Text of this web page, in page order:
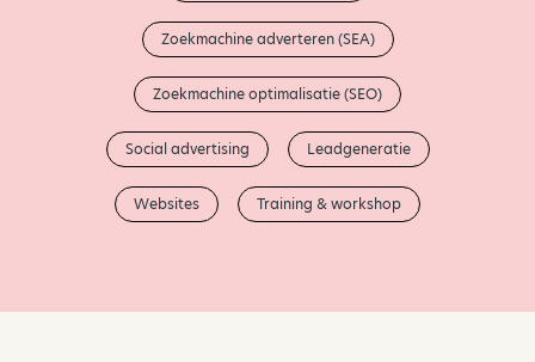
Zoekmachine adverteren (SEA)
Zoekmachine optimalisatie (SEO)
Social advertising Leadgeneratie
Websites Training & workshop